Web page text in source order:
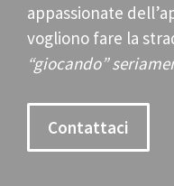
appassionate
vogliono fare la
“giocando”
Contattaci